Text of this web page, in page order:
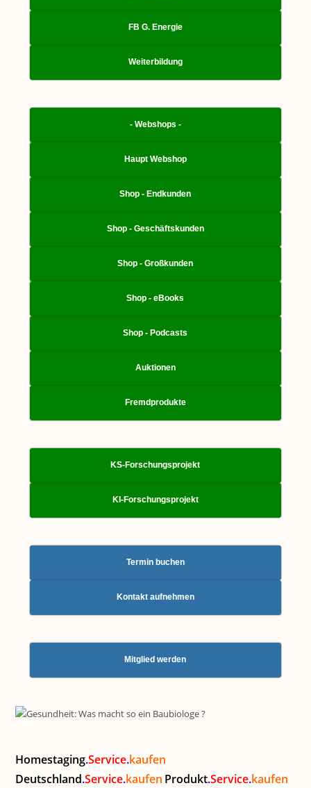
FB G. Energie
Weiterbildung
- Webshops -
Haupt Webshop
Shop - Endkunden
Shop - Geschäftskunden
Shop - Großkunden
Shop - eBooks
Shop - Podcasts
Auktionen
Fremdprodukte
KS-Forschungsprojekt
KI-Forschungsprojekt
Termin buchen
Kontakt aufnehmen
Mitglied werden
Homestaging.Service.kaufen
Deutschland.Service.kaufen Produkt.Service.kaufen